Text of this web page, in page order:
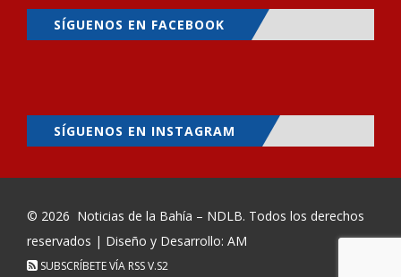
SÍGUENOS EN FACEBOOK
SÍGUENOS EN INSTAGRAM
© 2026 Noticias de la Bahía – NDLB. Todos los derechos
reservados | Diseño y Desarrollo: AM
SUBSCRÍBETE VÍA RSSV.S2